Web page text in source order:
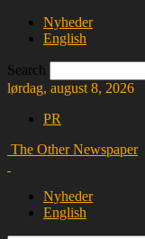
Nyheder
English
Search
lørdag, august 8, 2026
PR
The Other Newspaper
Nyheder
English